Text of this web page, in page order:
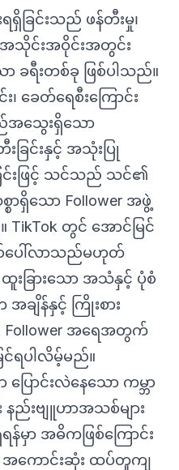
ရရှိခြင်းသည် ဖန်တီးမှု၊
င်းအဝိုင်းအတွင်း
ာ ခရီးတစ်ခု ဖြစ်ပါသည်။
ခေတ်ရေစီးကြောင်း
ည်အသွေးရှိသော
ခြင်းနှင့် အသုံးပြု
းဖြင့် သင်သည် သင်၏
စာရှိသော Follower အဖွဲ့
တွင် အောင်မြင်
ပေါ်လာသည်မဟုတ်
းခြားသော အသံနှင့် ပုံစံ
ျိန်နှင့် ကြိုးစား
အရေအတွက်
ပါလိမ့်မည်။
ြောင်းလဲနေသော ကမ္ဘာ
ည်းဗျူဟာအသစ်များ
မှာ အဓိကဖြစ်ကြောင်း
ကောင်းဆုံး ထပ်တူကျ